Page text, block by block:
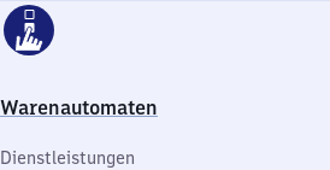
Warenautomaten
Dienstleistungen